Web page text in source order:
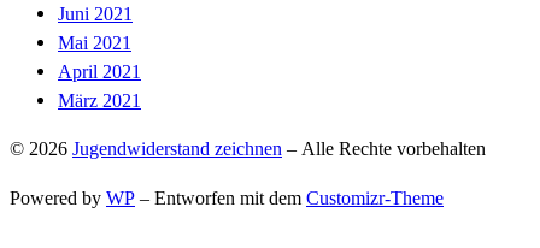
Juni 2021
Mai 2021
April 2021
März 2021
© 2026 Jugendwiderstand zeichnen – Alle Rechte vorbehalten
Powered by WP – Entworfen mit dem Customizr-Theme